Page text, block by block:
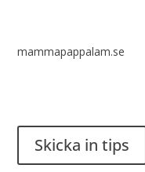
mammapappalam.se
Skicka in tips